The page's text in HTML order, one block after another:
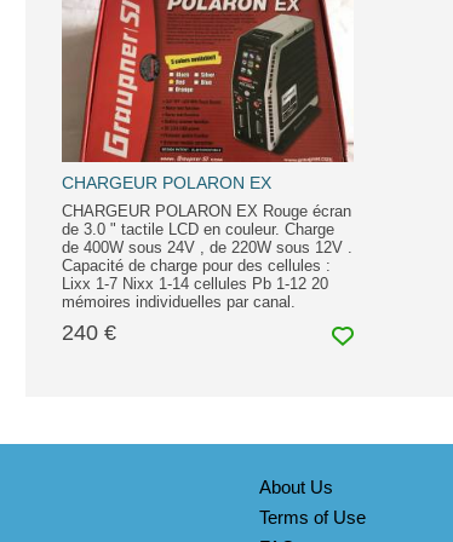
CHARGEUR POLARON EX
CHARGEUR POLARON EX Rouge écran
de 3.0 " tactile LCD en couleur. Charge
de 400W sous 24V , de 220W sous 12V .
Capacité de charge pour des cellules :
Lixx 1-7 Nixx 1-14 cellules Pb 1-12 20
mémoires individuelles par canal.
240 €
About Us
Terms of Use